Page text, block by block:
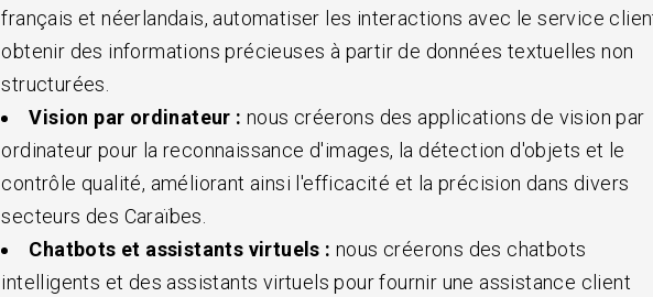
français et néerlandais, automatiser les interactions avec le service
obtenir des informations précieuses à partir de données textuelles non
structurées.
Vision par ordinateur : nous créerons des applications de vision par
ordinateur pour la reconnaissance d'images, la détection d'objets et le
contrôle qualité, améliorant ainsi l'efficacité et la précision dans divers
secteurs des Caraïbes.
Chatbots et assistants virtuels : nous créerons des chatbots
intelligents et des assistants virtuels pour fournir une assistance client